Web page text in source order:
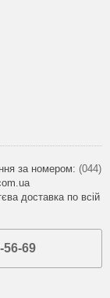
за номером: (044)
доставка по всій
56-69